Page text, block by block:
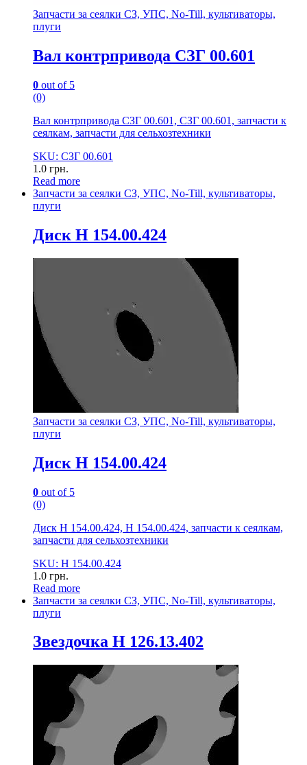
Запчасти за сеялки СЗ, УПС, No-Till, культиваторы,
плуги
Вал контрпривода СЗГ 00.601
0 out of 5
(0)
Вал контрпривода СЗГ 00.601, СЗГ 00.601, запчасти к
сеялкам, запчасти для сельхозтехники
SKU: СЗГ 00.601
1.0 грн.
Read more
Запчасти за сеялки СЗ, УПС, No-Till, культиваторы,
плуги
Диск Н 154.00.424
Запчасти за сеялки СЗ, УПС, No-Till, культиваторы,
плуги
Диск Н 154.00.424
0 out of 5
(0)
Диск Н 154.00.424, Н 154.00.424, запчасти к сеялкам,
запчасти для сельхозтехники
SKU: Н 154.00.424
1.0 грн.
Read more
Запчасти за сеялки СЗ, УПС, No-Till, культиваторы,
плуги
Звездочка Н 126.13.402